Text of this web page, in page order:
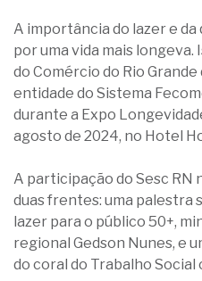
A importância do lazer e da
por uma vida mais longeva.
do Comércio do Rio Grande
entidade do Sistema
durante a Expo
agosto de 2024, no Hotel
A participação do Sesc RN
duas frentes: uma palestra
lazer para o público 50+,
regional Gedson Nunes, e
do coral do Trabalho Social